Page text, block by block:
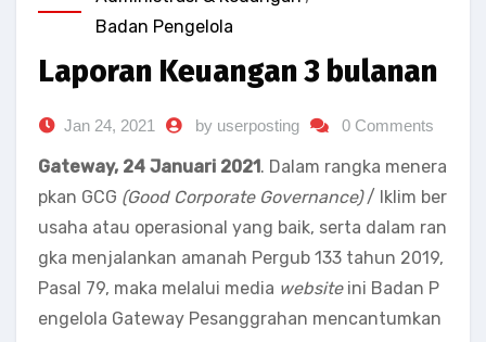
Badan Pengelola
Laporan Keuangan 3 bulanan
Jan 24, 2021 by userposting 0 Comments
Gateway, 24 Januari 2021. Dalam rangka menera
pkan GCG (Good Corporate Governance)/ Iklim ber
usaha atau operasional yang baik, serta dalam ran
gka menjalankan amanah Pergub 133 tahun 2019,
Pasal 79, maka melalui media website ini Badan P
engelola Gateway Pesanggrahan mencantumkan